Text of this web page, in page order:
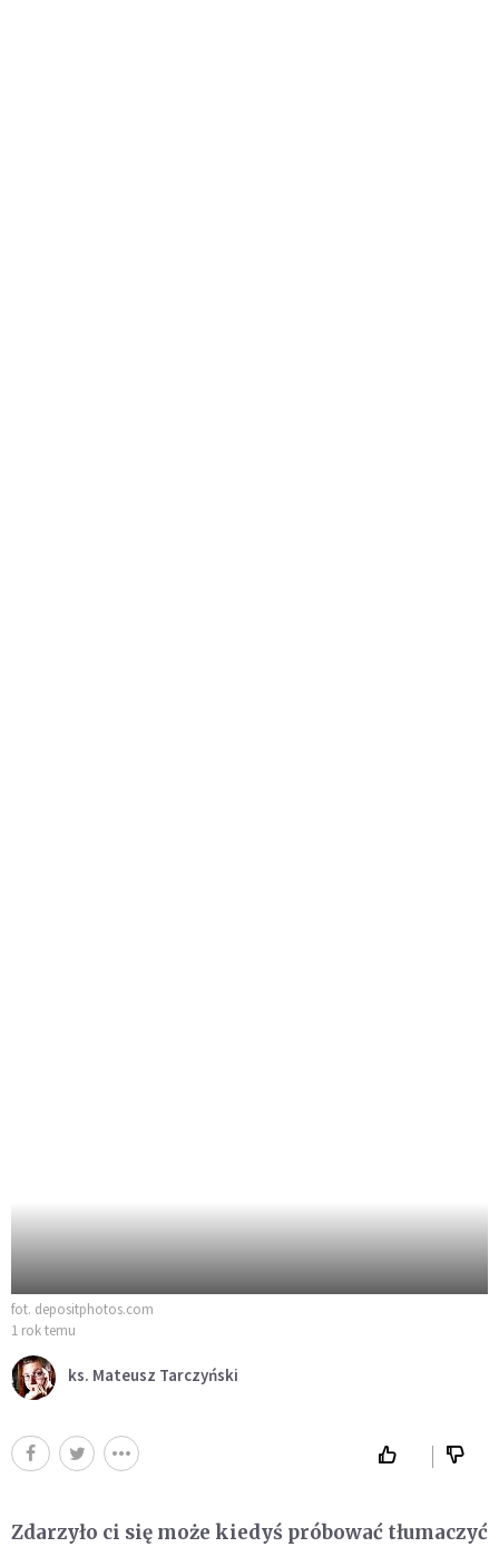
fot. depositphotos.com
1 rok temu
ks. Mateusz Tarczyński
Zdarzyło ci się może kiedyś próbować tłumaczyć